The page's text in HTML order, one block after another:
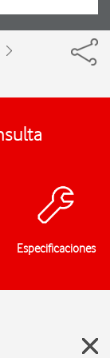
Especificaciones